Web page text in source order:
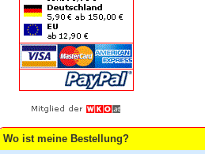
Wo ist meine Bestellung?